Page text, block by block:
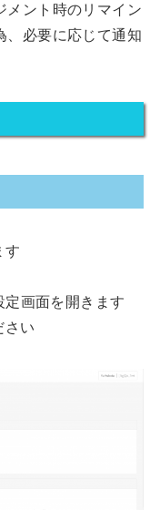
メント時のリマイン
、必要に応じて通知
す
画面を開きます
い